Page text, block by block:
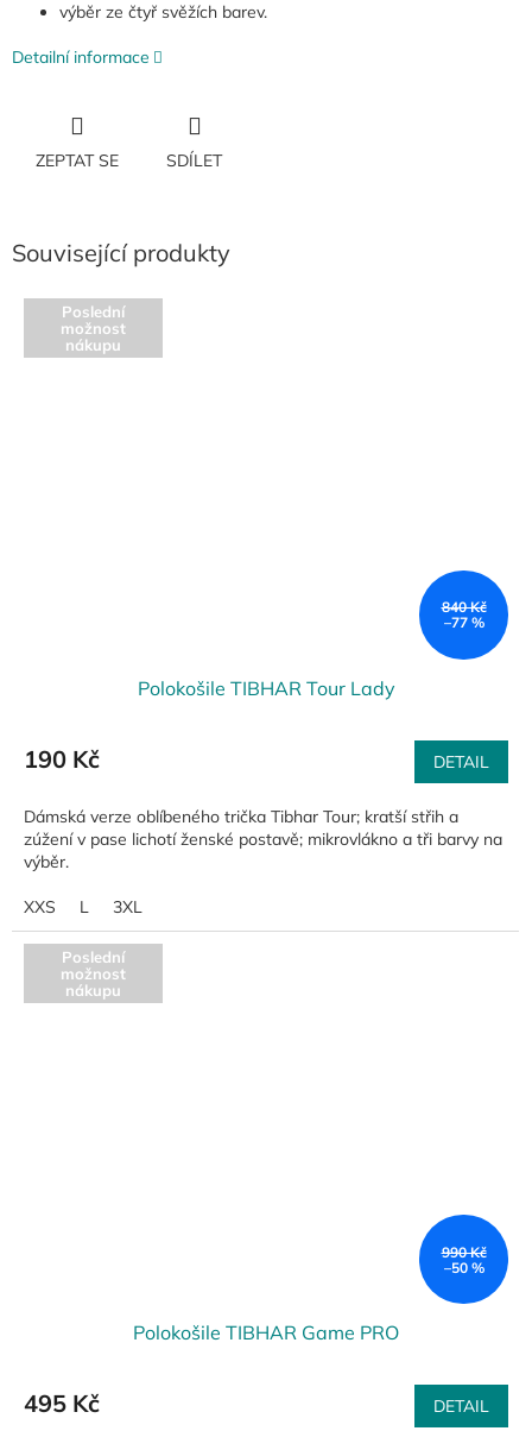
výběr ze čtyř svěžích barev.
Detailní informace
ZEPTAT SE SDÍLET
Související produkty
Poslední
možnost
nákupu
840 Kč
–77 %
Polokošile TIBHAR Tour Lady
190 Kč DETAIL
Dámská verze oblíbeného trička Tibhar Tour; kratší střih a
zúžení v pase lichotí ženské postavě; mikrovlákno a tři barvy na
výběr.
XXS L 3XL
Poslední
možnost
nákupu
990 Kč
–50 %
Polokošile TIBHAR Game PRO
495 Kč DETAIL